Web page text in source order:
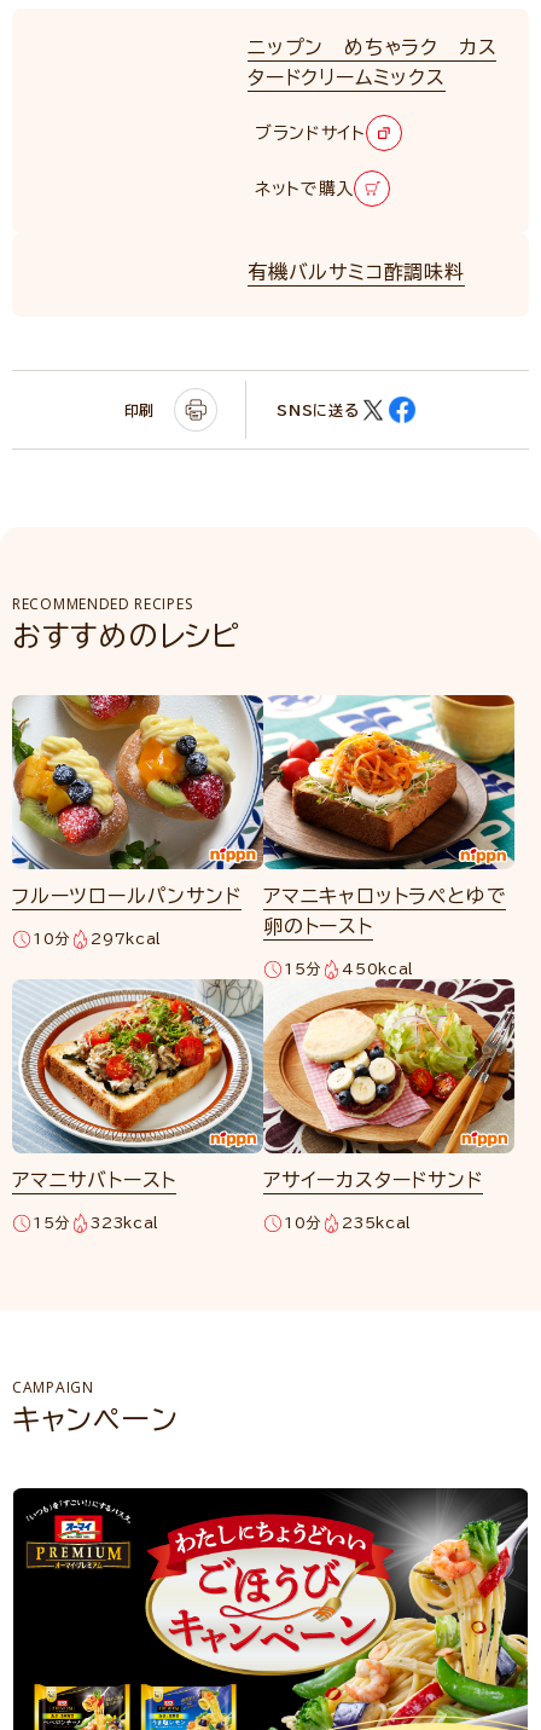
ニップン めちゃラク カス
タードクリームミックス
ブランドサイト
ネットで購入
有機バルサミコ酢調味料
印刷 SNSに送る
RECOMMENDED RECIPES
おすすめのレシピ
フルーツロールパンサンド
10分 297kcal
アマニキャロットラペとゆで
卵のトースト
15分 450kcal
アマニサバトースト
15分 323kcal
アサイーカスタードサンド
10分 235kcal
CAMPAIGN
キャンペーン